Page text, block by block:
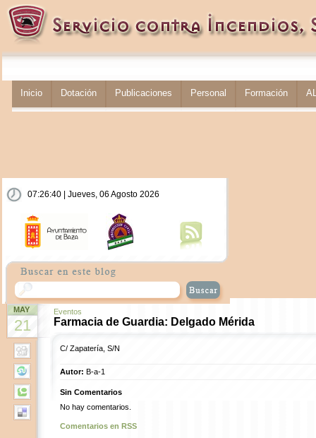
Inicio Dotación Publicaciones Personal Formación
07:26:41 | Jueves, 06 Agosto 2026
MAY
21
Eventos
Farmacia de Guardia: Delgado Mérida
C/ Zapatería, S/N
Autor: B-a-1
Sin Comentarios
No hay comentarios.
Comentarios en RSS